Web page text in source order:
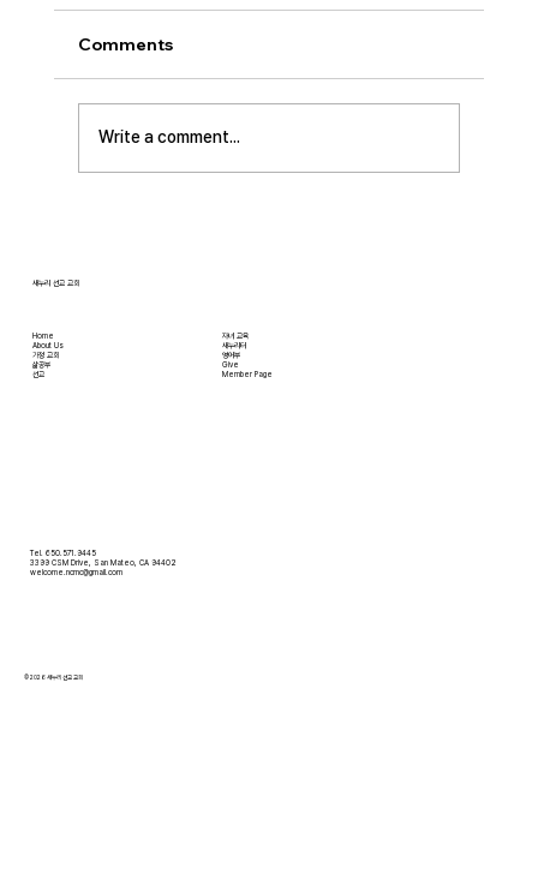
• 서대석 목자 단기 선교 8월 1일부터 13일까지
이스라엘 단기 선교를 다녀옵니다. 관심과 기도
평신도 세미나가 어스틴 늘푸른교회에서 9월 25
일부터 27일까지 있습니다. 등록마감은 8월 7일
Comments
Write a comment...
Home
About Us
​가정 교회
​삶공부
​선교
자녀 교육
새누리터
영어부
Give
Member Page
Tel. 650.571.9445
3399 CSM Drive, San Mateo, CA 94402
welcome.ncmc@gmail.com
© 2026 새누리 선교 교회
새누리 선교 교회